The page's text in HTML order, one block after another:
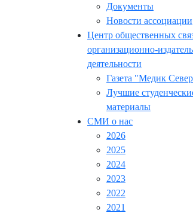
Документы
Новости ассоциации
Центр общественных
организационно-
деятельности
Газета "Медик
Лучшие
материалы
СМИ о нас
2026
2025
2024
2023
2022
2021